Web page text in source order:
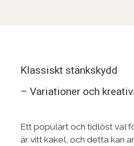
Klassiskt stänkskydd
– Variationer och
Ett populärt och tidlöst val
är vitt kakel, och detta kan